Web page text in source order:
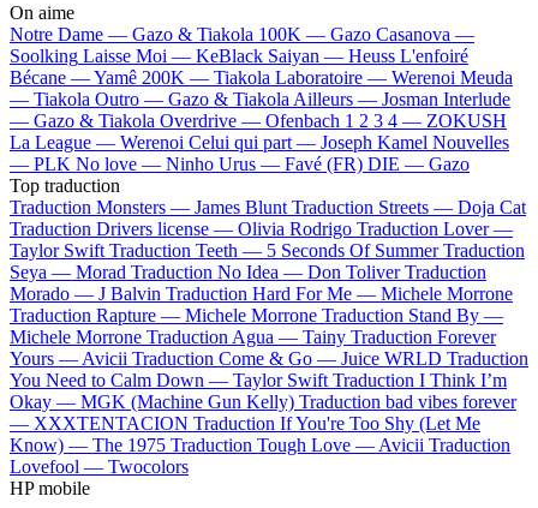
On aime
Notre Dame — Gazo & Tiakola 100K — Gazo Casanova —
Soolking Laisse Moi — KeBlack Saiyan — Heuss L'enfoiré
Bécane —Yamê 200K — Tiakola Laboratoire — Werenoi Meuda
— Tiakola Outro — Gazo & Tiakola Ailleurs — Josman Interlude
— Gazo & Tiakola Overdrive — Ofenbach 1 2 3 4 — ZOKUSH
La League — Werenoi Celui qui part — Joseph Kamel Nouvelles
— PLK No love — Ninho Urus — Favé (FR) DIE — Gazo
Top traduction
Traduction Monsters — James Blunt Traduction Streets — Doja Cat
Traduction Drivers license — Olivia Rodrigo Traduction Lover —
Taylor Swift Traduction Teeth — 5 Seconds Of Summer Traduction
Seya — Morad Traduction No Idea — Don Toliver Traduction
Morado — J Balvin Traduction Hard For Me — Michele Morrone
Traduction Rapture — Michele Morrone Traduction Stand By —
Michele Morrone Traduction Agua — Tainy Traduction Forever
Yours — Avicii Traduction Come & Go — Juice WRLD Traduction
You Need to Calm Down — Taylor Swift Traduction I Think I’m
Okay — MGK (Machine Gun Kelly) Traduction bad vibes forever
— XXXTENTACION Traduction If You're Too Shy (Let Me
Know) — The 1975 Traduction Tough Love — Avicii Traduction
Lovefool — Twocolors
HP mobile